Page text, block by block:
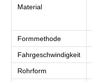
Material
Formmethode
Fahrgeschwindigkeit
Rohrform